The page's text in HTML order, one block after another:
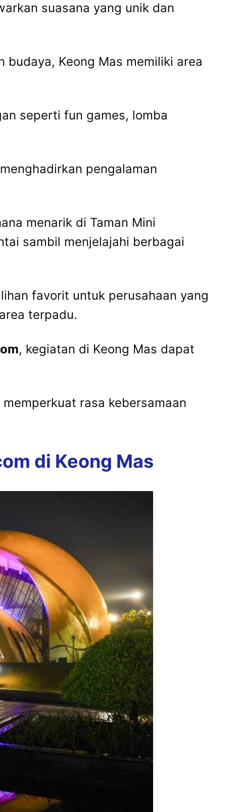
suasana yang unik dan
Keong Mas memiliki area
seperti fun games, lomba
pengalaman
menarik di Taman Mini
sambil menjelajahi berbagai
favorit untuk perusahaan yang
terpadu.
, kegiatan di Keong Mas dapat
rasa kebersamaan
di Keong Mas